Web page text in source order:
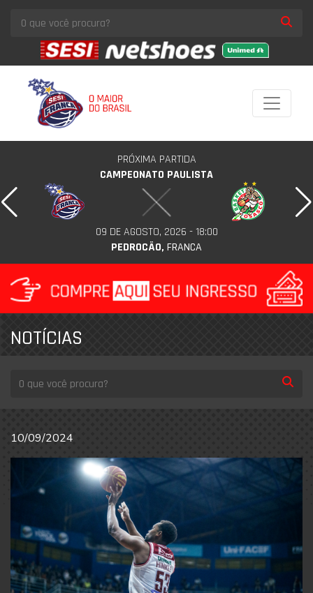
PRÓXIMA PARTIDA
CAMPEONATO PAULISTA
09 DE AGOSTO, 2026 - 18:00
PEDROCÃO, FRANCA
NOTÍCIAS
10/09/2024